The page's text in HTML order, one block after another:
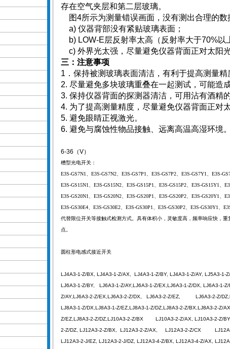
存在空气夹层和第二层玻璃。
图4所示为测量错误画面，没有测出合理的数
a) 仪器背部没有紧贴玻璃表面；
b) LOW-E层反射率太高（反射率大于70%以
c) 外界光太强，尽量避免仪器背面正对太阳光
三：注意事项
1．保持被测玻璃表面清洁，有利于提高测量精
2. 尽量避免多块玻璃重叠在一起测试，可能造
3. 保持仪器背面的探测器清洁，可用沾有酒精
4. 为了提高测量精度，尽量避免仪器背面正对
5. 避免眼睛正视激光。
6. 避免与腐蚀性物品接触、远离高温高湿环境。
6-36（V）
槽型光电开关：
E3S-GS7N1
、E3S-GS7N2、E3S-GS7P1、E3S-GS7P2、E3S-GS7Y1、E3S-
E3S-GS15N1
、E3S-GS15N2、E3S-GS15P1、E3S-GS15P2、E3S-GS15Y1、
E3S-GS20N1
、E3S-GS20N2、E3S-GS20P1、E3S-GS20P2、E3S-GS20Y1、
E3S-GS30E4 、E3S-GS30E2、E3S-GS30P1、E3S-GS30P2、E3S-GS30Y1、
代替限位开关等接触式检测方式。具有体积小，灵敏度高，频率响应快，
点。
圆柱形电感式接近开关
LJ4A3-1-Z/BX, LJ4A3-1-Z/AX, LJ4A3-1-Z/BY, LJ4A3-1-Z/AY, LJ5A3-1-
LJ6A3-1-Z/BY, LJ6A3-1-Z/AY,LJ6A3-1-Z/EX,LJ6A3-1-Z/DX, LJ6A3-
Z/AY,LJ6A3-2-Z/EX,LJ6A3-2-Z/DX, LJ6A3-2-Z/EZ, LJ6A3-2-Z/
LJ8A3-1-Z/DX,LJ8A3-1-Z/EZ,LJ8A3-1-Z/DZ,LJ8A3-2-Z/BX,LJ8A3-
Z/EZ,LJ8A3-2-Z/DZ,LJ10A3-2-Z/BX LJ10A3-2-Z/AX, LJ10A3-2-Z/
2-Z/DZ, LJ12A3-2-Z/BX, LJ12A3-2-Z/AX, LJ12A3-2-Z/CX
LJ12A3-2-J/EZ, LJ12A3-2-J/DZ, LJ12A3-4-Z/BX, LJ12A3-4-Z/AX,